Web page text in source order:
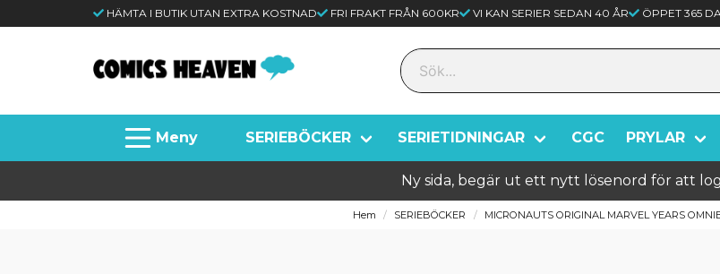
HÄMTA I BUTIK UTAN EXTRA KOSTNAD FRI FRAKT FRÅN 600KR VI KAN SERIER SEDAN 40 ÅR ÖPPET 365
SERIEBÖCKER SERIETIDNINGAR CGC PRYLAR
Ny sida, begär ut ett nytt lösenord för att
Hem SERIEBÖCKER MICRONAUTS ORIGINAL MARVEL YEARS